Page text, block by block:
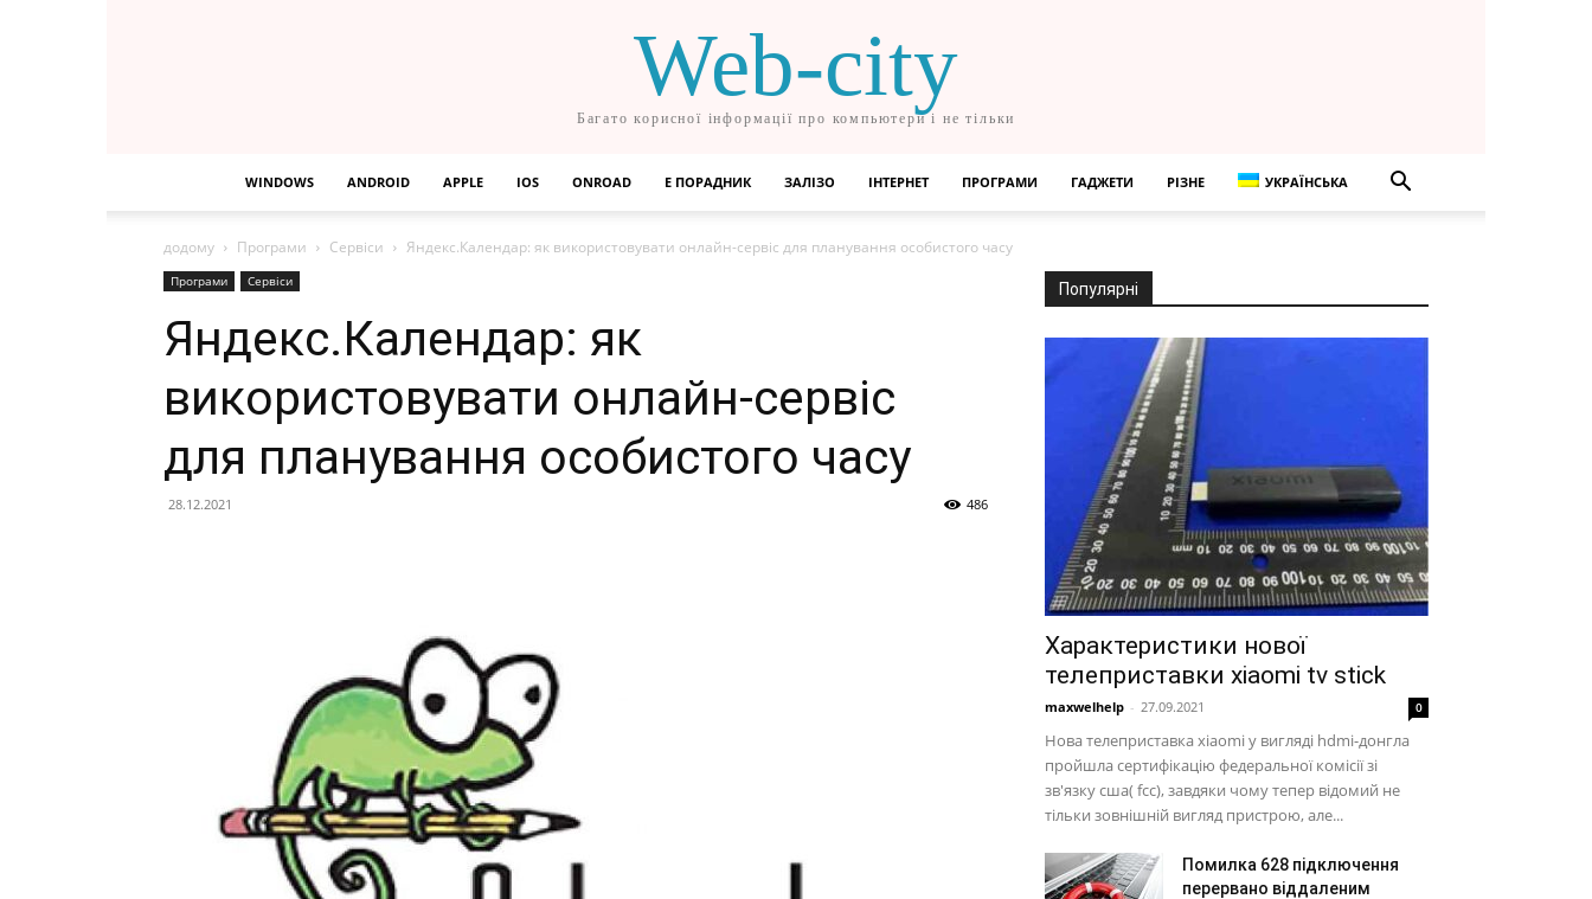
Web-city
Багато корисної інформації про компьютери і не тільки
WINDOWS ANDROID APPLE IOS ONROAD Е ПОРАДНИК ЗАЛІЗО ІНТЕРНЕТ ПРОГРАМИ ГАДЖЕТИ РІЗНЕ УКРАЇНСЬКА
додому Програми Сервіси Яндекс.Календар: як використовувати онлайн-сервіс для планування особистого часу
Програми Сервіси
Яндекс.Календар: як
використовувати онлайн-сервіс
для планування особистого часу
28.12.2021 486
Популярні
Характеристики нової
телеприставки xiaomi tv stick
maxwelhelp - 27.09.2021 0
Нова телеприставка xiaomi у вигляді hdmi-донгла
пройшла сертифікацію федеральної комісії зі
зв'язку сша( fcc), завдяки чому тепер відомий не
тільки зовнішній вигляд пристрою, але...
Помилка 628 підключення
перервано віддаленим